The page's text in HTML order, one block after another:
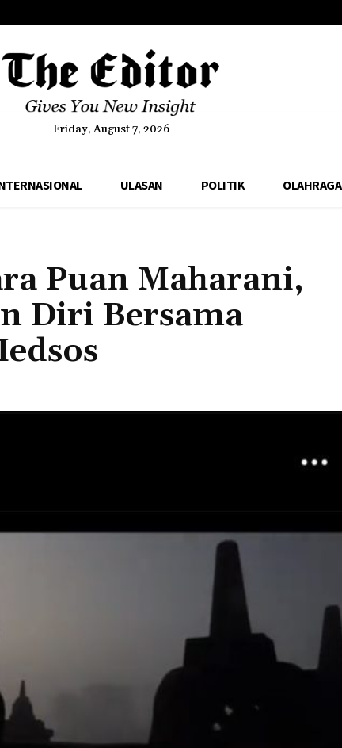
Friday, August 7, 2026
ULASAN POLITIK OLAHRAGA
Puan Maharani,
Diri Bersama